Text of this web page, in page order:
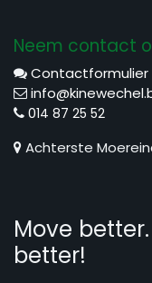
Neem contact
Contactformulier
014 87 25 52
Achterste
Move better.
better!